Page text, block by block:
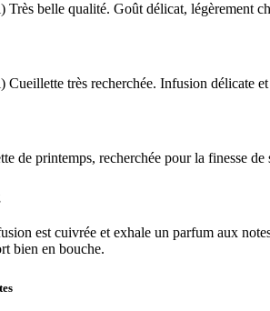
belle qualité. Goût délicat, légèrement
très recherchée. Infusion délicate et
de printemps, recherchée pour la finesse
est cuivrée et exhale un parfum aux
bien en bouche.